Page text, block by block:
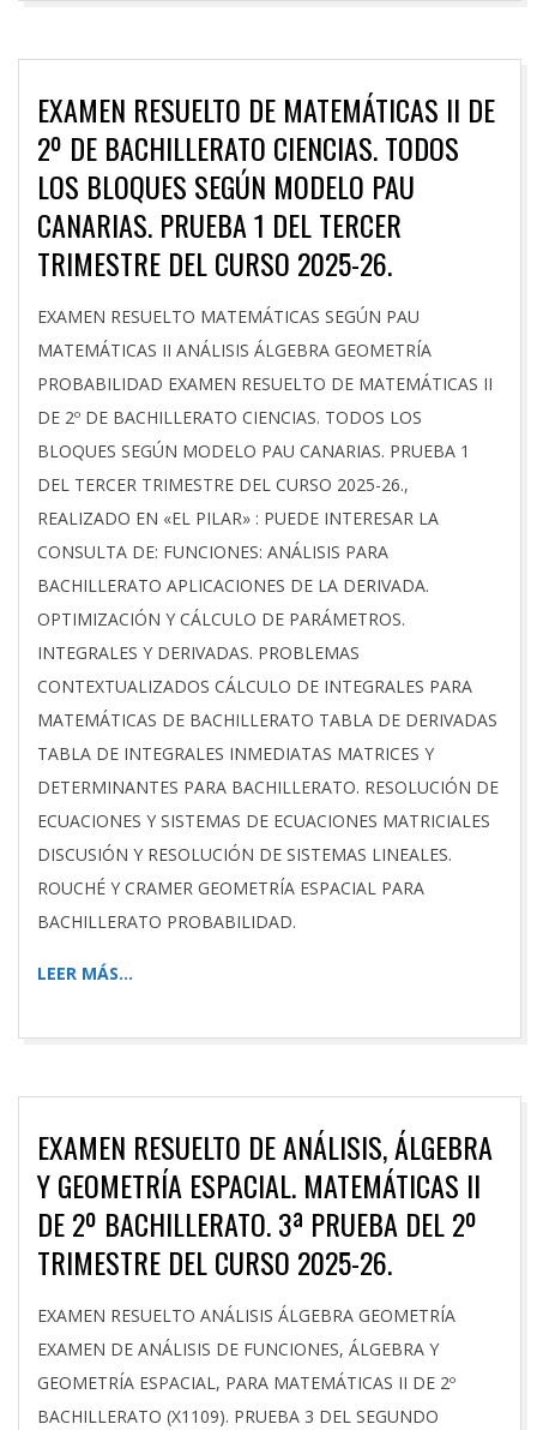
EXAMEN RESUELTO DE MATEMÁTICAS II DE
2º DE BACHILLERATO CIENCIAS. TODOS
LOS BLOQUES SEGÚN MODELO PAU
CANARIAS. PRUEBA 1 DEL TERCER
TRIMESTRE DEL CURSO 2025-26.
2026-
03-
26
EXAMEN RESUELTO MATEMÁTICAS SEGÚN PAU
MATEMÁTICAS II ANÁLISIS ÁLGEBRA GEOMETRÍA
PROBABILIDAD EXAMEN RESUELTO DE MATEMÁTICAS II
DE 2º DE BACHILLERATO CIENCIAS. TODOS LOS
BLOQUES SEGÚN MODELO PAU CANARIAS. PRUEBA 1
DEL TERCER TRIMESTRE DEL CURSO 2025-26.,
REALIZADO EN «EL PILAR» : PUEDE INTERESAR LA
CONSULTA DE: FUNCIONES: ANÁLISIS PARA
BACHILLERATO APLICACIONES DE LA DERIVADA.
OPTIMIZACIÓN Y CÁLCULO DE PARÁMETROS.
INTEGRALES Y DERIVADAS. PROBLEMAS
CONTEXTUALIZADOS CÁLCULO DE INTEGRALES PARA
MATEMÁTICAS DE BACHILLERATO TABLA DE DERIVADAS
TABLA DE INTEGRALES INMEDIATAS MATRICES Y
DETERMINANTES PARA BACHILLERATO. RESOLUCIÓN DE
ECUACIONES Y SISTEMAS DE ECUACIONES MATRICIALES
DISCUSIÓN Y RESOLUCIÓN DE SISTEMAS LINEALES.
ROUCHÉ Y CRAMER GEOMETRÍA ESPACIAL PARA
BACHILLERATO PROBABILIDAD.
LEER MÁS…
EXAMEN RESUELTO DE ANÁLISIS, ÁLGEBRA
Y GEOMETRÍA ESPACIAL. MATEMÁTICAS II
DE 2º BACHILLERATO. 3ª PRUEBA DEL 2º
TRIMESTRE DEL CURSO 2025-26.
2026-
02-
25
EXAMEN RESUELTO ANÁLISIS ÁLGEBRA GEOMETRÍA
EXAMEN DE ANÁLISIS DE FUNCIONES, ÁLGEBRA Y
GEOMETRÍA ESPACIAL, PARA MATEMÁTICAS II DE 2º
BACHILLERATO (X1109). PRUEBA 3 DEL SEGUNDO